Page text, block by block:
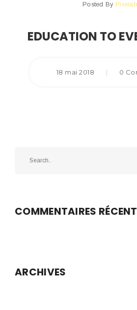
Posted By Pixelab
EDUCATION TO
18 mai 2018 | 0
COMMENTAIRES
ARCHIVES